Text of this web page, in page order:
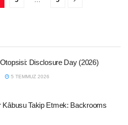
Otopsisi: Disclosure Day (2026)
5 TEMMUZ 2026
Kâbusu Takip Etmek: Backrooms